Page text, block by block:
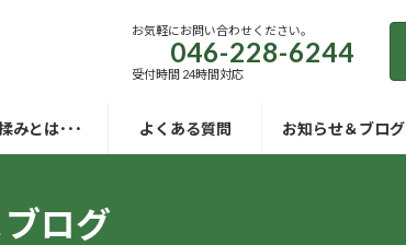
お気軽にお問い合わせください。
046-228-6244
受付時間 24時間対応
みとは･･･ よくある質問 お知らせ＆ブログ
ログ